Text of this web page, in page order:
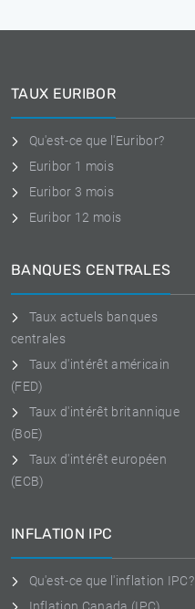
TAUX EURIBOR
Qu'est-ce que l'Euribor?
Euribor 1 mois
Euribor 3 mois
Euribor 12 mois
BANQUES CENTRALES
Taux actuels banques
centrales
Taux d'intérêt américain
(FED)
Taux d'intérêt britannique
(BoE)
Taux d'intérêt européen
(ECB)
INFLATION IPC
Qu'est-ce que l'inflation IPC?